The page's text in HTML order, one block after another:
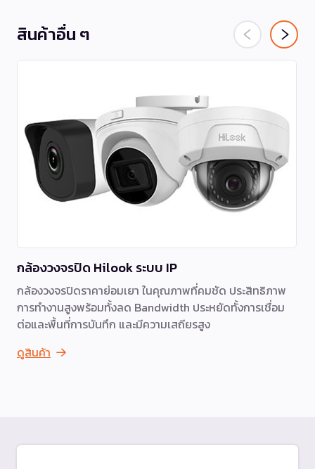
สินค้าอื่น ๆ
กล้องวงจรปิด Hilook ระบบ IP
กล้องวงจรปิดราคาย่อมเยา ในคุณภาพที่คมชัด ประสิทธิภาพ
การทำงานสูงพร้อมทั้งลด Bandwidth ประหยัดทั้งการเชื่อม
ต่อและพื้นที่การบันทึก และมีความเสถียรสูง
ดูสินค้า